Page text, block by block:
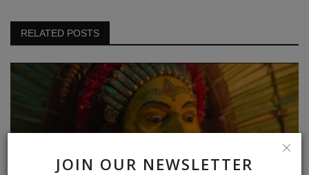
JOIN OUR NEWSLETTER
RELATED POSTS